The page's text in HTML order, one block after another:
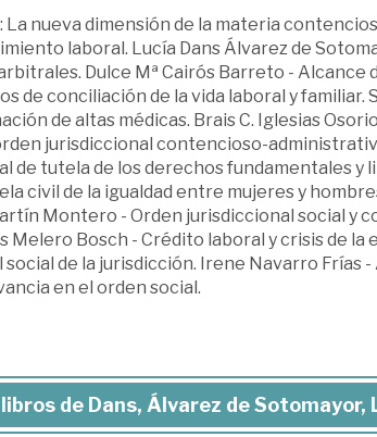
La nueva dimensión de la materia
laboral. Lucía Dans Álvarez de
Dulce Mª Cairós Barreto -
de conciliación de la vida laboral y familiar.
de altas médicas. Brais C. Iglesias
jurisdiccional contencioso-
de tutela de los derechos fundamentales y
civil de la igualdad entre mujeres y
Montero - Orden jurisdiccional social y
Melero Bosch - Crédito laboral y crisis de
social de la jurisdicción. Irene Navarro
en el orden social.
de Dans, Álvarez de Sotomayor,